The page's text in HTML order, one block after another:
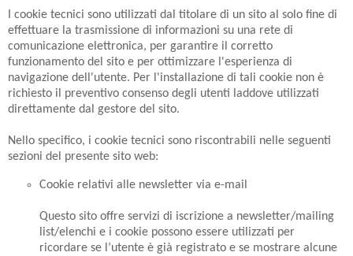
I cookie tecnici sono utilizzati dal titolare di un sito al solo fine di
effettuare la trasmissione di informazioni su una rete di
comunicazione elettronica, per garantire il corretto
funzionamento del sito e per ottimizzare l'esperienza di
navigazione dell'utente. Per l'installazione di tali cookie non è
richiesto il preventivo consenso degli utenti laddove utilizzati
direttamente dal gestore del sito.
Nello specifico, i cookie tecnici sono riscontrabili nelle seguenti
sezioni del presente sito web:
Cookie relativi alle newsletter via e-mail
Questo sito offre servizi di iscrizione a newsletter/mailing
list/elenchi e i cookie possono essere utilizzati per
ricordare se l’utente è già registrato e se mostrare alcune